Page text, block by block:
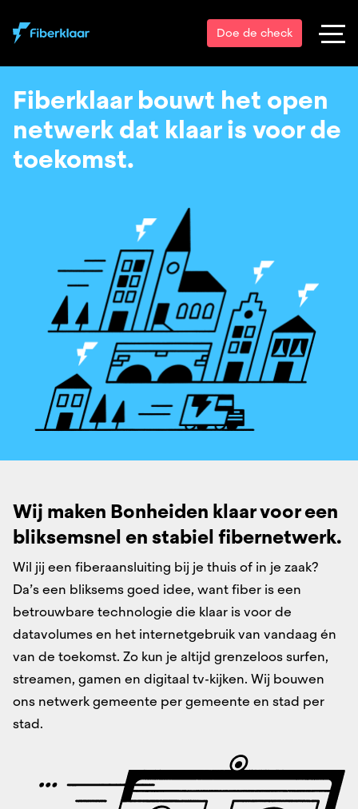
Doe de check
Fiberklaar bouwt het open
netwerk dat klaar is voor de
toekomst.
Wij maken Bonheiden klaar voor een
bliksemsnel ​en stabiel fibernetwerk.​
Wil jij een fiberaansluiting bij je thuis of in je zaak?
Da’s een bliksems goed idee, want fiber is een
betrouwbare technologie die klaar is voor de
datavolumes en het internetgebruik van vandaag én
van de toekomst. Zo kun je altijd grenzeloos surfen,
streamen, gamen en digitaal tv-kijken. Wij bouwen
ons netwerk gemeente per gemeente en stad per
stad.